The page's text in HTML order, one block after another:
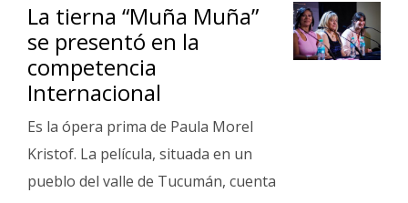
La tierna “Muña Muña”
se presentó en la
competencia
Internacional
Es la ópera prima de Paula Morel
Kristof. La película, situada en un
pueblo del valle de Tucumán, cuenta